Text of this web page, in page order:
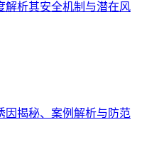
解析其安全机制与潜在风
因揭秘、案例解析与防范